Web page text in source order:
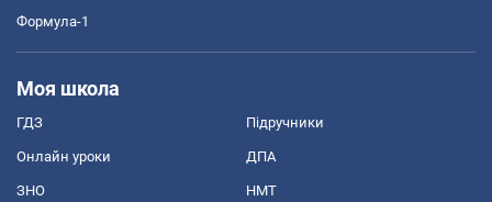
Формула-1
Моя школа
ГДЗ Підручники
Онлайн уроки ДПА
ЗНО НМТ